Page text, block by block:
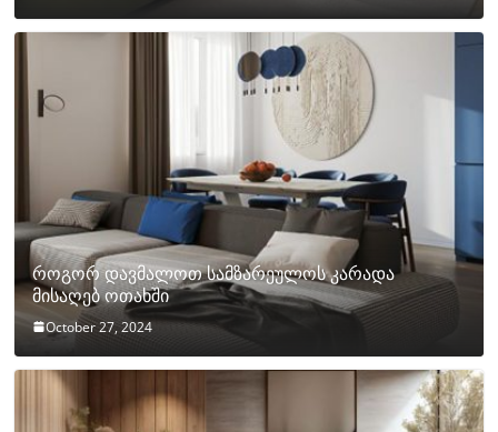
როგორ დავმალოთ სამზარეულოს კარადა
მისაღებ ოთახში
October 27, 2024